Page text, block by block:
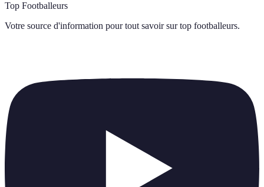
Top Footballeurs
Votre source d'information pour tout savoir sur top footballeurs.